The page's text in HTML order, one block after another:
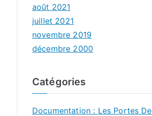
août 2021
juillet 2021
novembre 2019
décembre 2000
Catégories
Documentation : Les Portes De